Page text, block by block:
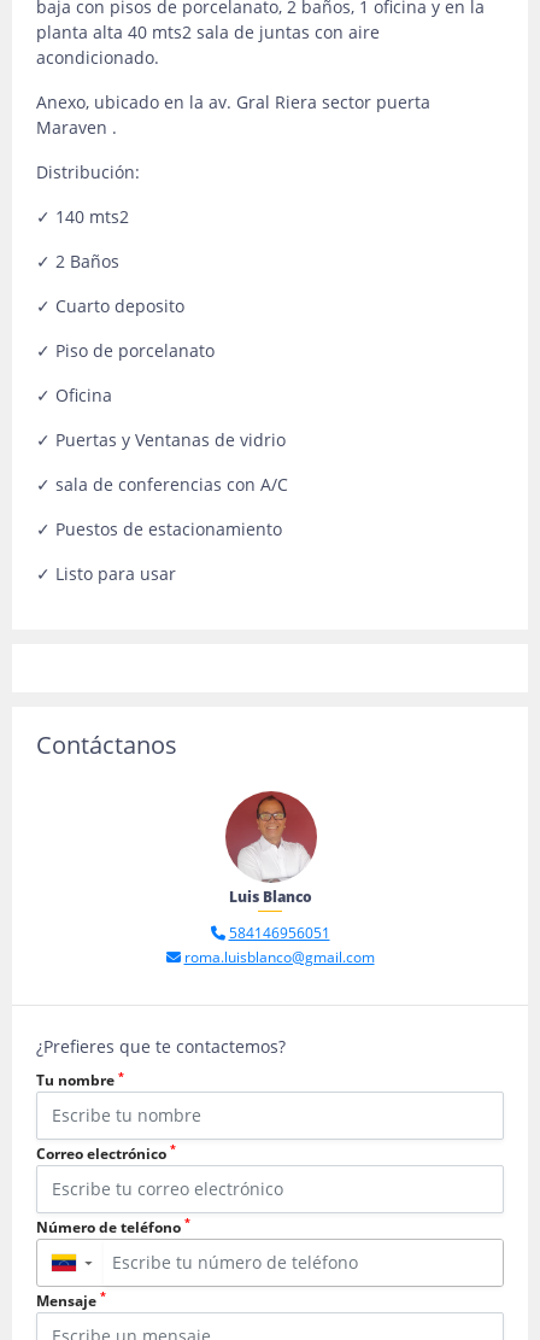
baja con pisos de porcelanato, 2 baños, 1 oficina y en la
planta alta 40 mts2 sala de juntas con aire
acondicionado.
Anexo, ubicado en la av. Gral Riera sector puerta
Maraven .
Distribución:
✓ 140 mts2
✓ 2 Baños
✓ Cuarto deposito
✓ Piso de porcelanato
✓ Oficina
✓ Puertas y Ventanas de vidrio
✓ sala de conferencias con A/C
✓ Puestos de estacionamiento
✓ Listo para usar
Contáctanos
Luis Blanco
584146956051
roma.luisblanco@gmail.com
¿Prefieres que te contactemos?
Tu nombre *
Correo electrónico *
Número de teléfono *
▼
Mensaje *